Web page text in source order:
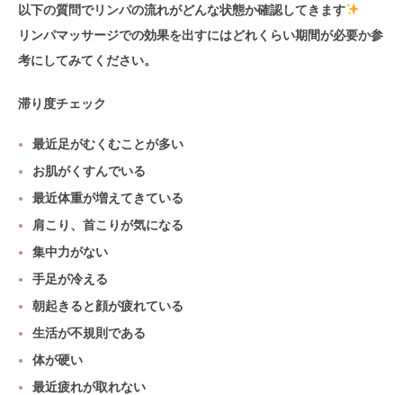
以下の質問でリンパの流れがどんな状態か確認してきます
リンパマッサージでの効果を出すにはどれくらい期間が必要か参
考にしてみてください。
滞り度チェック
最近足がむくむことが多い
お肌がくすんでいる
最近体重が増えてきている
肩こり、首こりが気になる
集中力がない
手足が冷える
朝起きると顔が疲れている
生活が不規則である
体が硬い
最近疲れが取れない